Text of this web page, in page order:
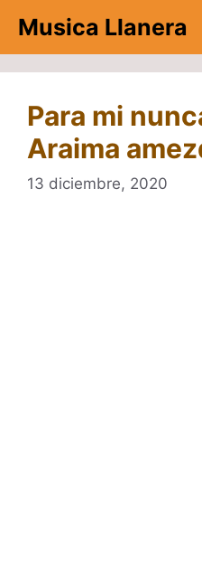
contenido
Musica Llanera
Para mi
Araima
13 diciembre, 2020